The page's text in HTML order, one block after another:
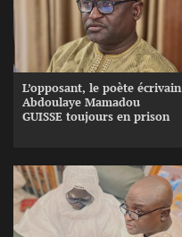
L’opposant, le poète écrivain
Abdoulaye Mamadou
GUISSE toujours en prison